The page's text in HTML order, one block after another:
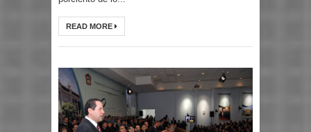
READ MORE